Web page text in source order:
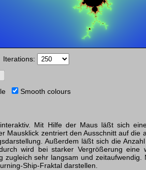
Iterations:
Smooth colours
Mit Hilfe der Maus läßt sich
Mausklick zentriert den Ausschnitt auf die
Außerdem läßt sich die
wird bei starker Vergrößerung eine
zugleich sehr langsam und zeitaufwendig.
Ship-Fraktal darstellen.